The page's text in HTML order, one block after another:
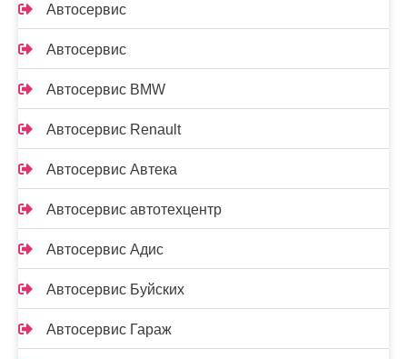
Автосервис
Автосервис
Автосервис BMW
Автосервис Renault
Автосервис Автека
Автосервис автотехцентр
Автосервис Адис
Автосервис Буйских
Автосервис Гараж